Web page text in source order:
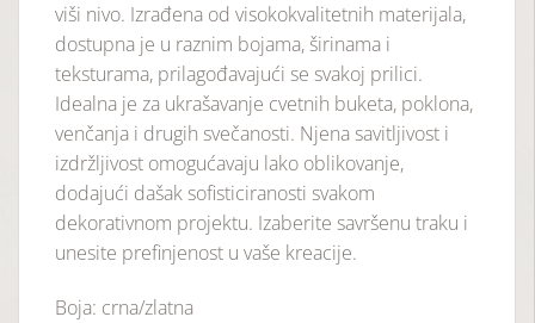
viši nivo. Izrađena od visokokvalitetnih materijala,
dostupna je u raznim bojama, širinama i
teksturama, prilagođavajući se svakoj prilici.
Idealna je za ukrašavanje cvetnih buketa, poklona,
venčanja i drugih svečanosti. Njena savitljivost i
izdržljivost omogućavaju lako oblikovanje,
dodajući dašak sofisticiranosti svakom
dekorativnom projektu. Izaberite savršenu traku i
unesite prefinjenost u vaše kreacije.
Boja: crna/zlatna